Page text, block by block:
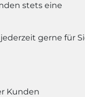
stets eine
gerne für
Kunden